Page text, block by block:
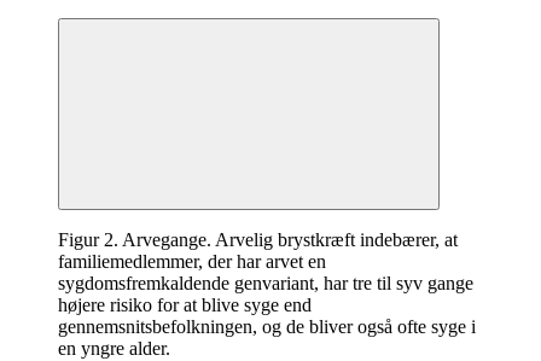
Figur 2. Arvegange. Arvelig brystkræft indebærer, at
familiemedlemmer, der har arvet en
sygdomsfremkaldende genvariant, har tre til syv gange
højere risiko for at blive syge end
gennemsnitsbefolkningen, og de bliver også ofte syge i
en yngre alder.